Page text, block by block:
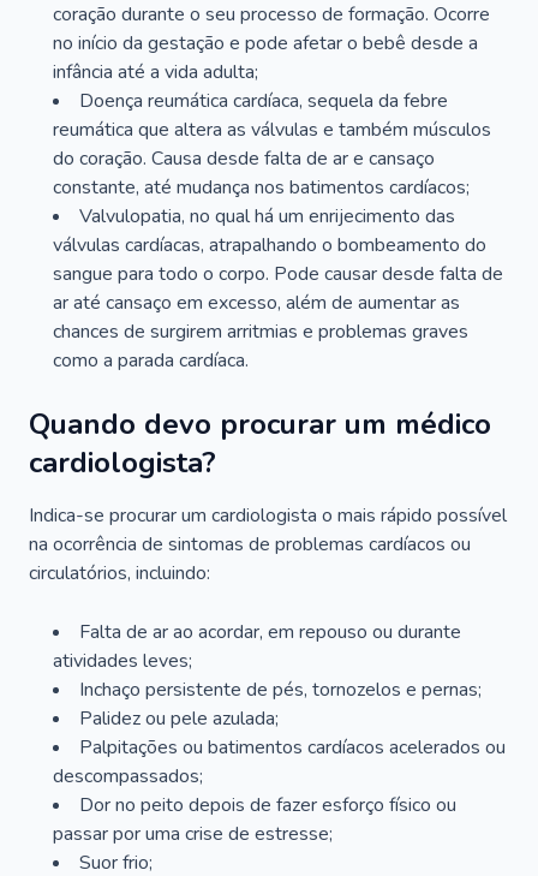
coração durante o seu processo de formação. Ocorre
no início da gestação e pode afetar o bebê desde a
infância até a vida adulta;
Doença reumática cardíaca, sequela da febre
reumática que altera as válvulas e também músculos
do coração. Causa desde falta de ar e cansaço
constante, até mudança nos batimentos cardíacos;
Valvulopatia, no qual há um enrijecimento das
válvulas cardíacas, atrapalhando o bombeamento do
sangue para todo o corpo. Pode causar desde falta de
ar até cansaço em excesso, além de aumentar as
chances de surgirem arritmias e problemas graves
como a parada cardíaca.
Quando devo procurar um médico
cardiologista?
Indica-se procurar um cardiologista o mais rápido possível
na ocorrência de sintomas de problemas cardíacos ou
circulatórios, incluindo:
Falta de ar ao acordar, em repouso ou durante
atividades leves;
Inchaço persistente de pés, tornozelos e pernas;
Palidez ou pele azulada;
Palpitações ou batimentos cardíacos acelerados ou
descompassados;
Dor no peito depois de fazer esforço físico ou
passar por uma crise de estresse;
Suor frio;